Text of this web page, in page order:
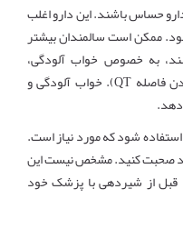
حساس باشند. این دارو اغلب
ممکن است سالمندان بیشتر
به خصوص خواب آلودگی،
سردرگمی، یبوست، ادرار و یا طولانی شدن فاصله QT). خواب آلودگی و
دهد.
استفاده شود که مورد نیاز است.
صحبت کنید. مشخص نیست این
قبل از شیردهی با پزشک خود